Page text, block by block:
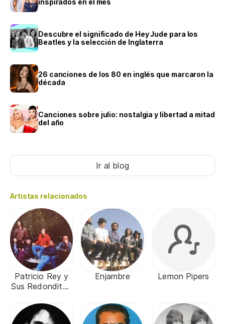
Descubre el significado de Hey Jude para los
Beatles y la selección de Inglaterra
26 canciones de los 80 en inglés que marcaron la
década
Canciones sobre julio: nostalgia y libertad a mitad
del año
Ir al blog
Artistas relacionados
Patricio Rey y
Sus Redonditos
Enjambre Lemon Pipers